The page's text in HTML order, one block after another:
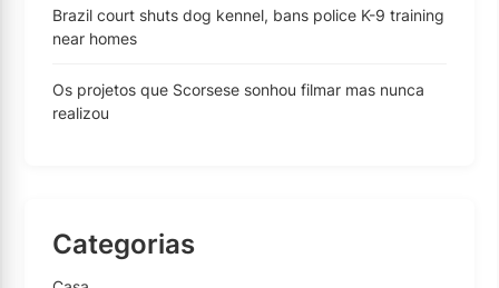
Brazil court shuts dog kennel, bans police K-9 training
near homes
Os projetos que Scorsese sonhou filmar mas nunca
realizou
Categorias